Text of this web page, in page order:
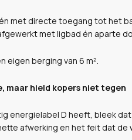
met directe toegang tot het
met ligbad én aparte
eigen berging van 6 m².
maar hield kopers niet tegen
energielabel D heeft, bleek
afwerking en het feit dat